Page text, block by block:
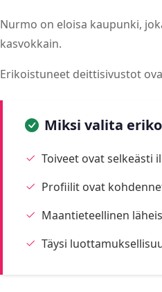
Nurmo on eloisa kaupunki,
kasvokkain.
Erikoistuneet deittisivustot
Miksi valita
Toiveet ovat selkeästi
Profiilit ovat
Maantieteellinen
Täysi